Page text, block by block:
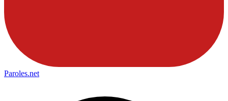
Paroles.net